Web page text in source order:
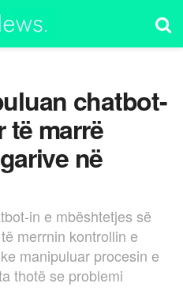
chatbot-
të marrë
në
in e mbështetjes së
merrnin kontrollin e
manipuluar procesin e
thotë se problemi